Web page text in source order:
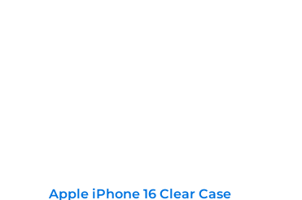
Apple iPhone 16 Clear Case